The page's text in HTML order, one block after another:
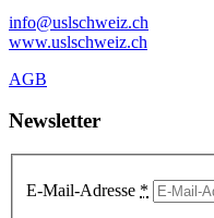
info@uslschweiz.ch
www.uslschweiz.ch
AGB
Newsletter
E-Mail-Adresse *